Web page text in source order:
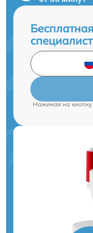
Нажимая на